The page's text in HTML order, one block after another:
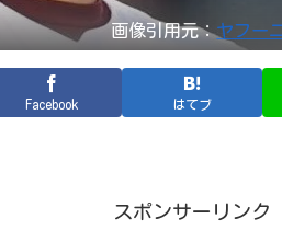
画像引用元：ヤフー
Facebook はてブ
スポンサーリンク